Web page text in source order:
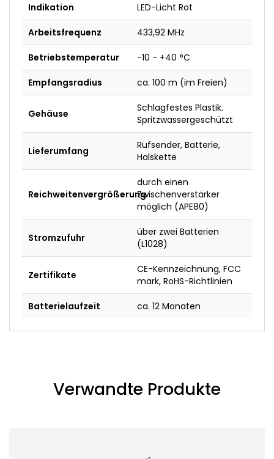
Indikation LED-Licht Rot
Arbeitsfrequenz 433,92 MHz
Betriebstemperatur -10 - +40 °C
Empfangsradius ca. 100 m (im Freien)
Gehäuse
Schlagfestes Plastik.
Spritzwassergeschützt
Lieferumfang
Rufsender, Batterie,
Halskette
Reichweitenvergrößerung
durch einen
Zwischenverstärker
möglich (APE80)
Stromzufuhr
über zwei Batterien
(L1028)
Zertifikate
CE-Kennzeichnung, FCC
mark, RoHS-Richtlinien
Batterielaufzeit ca. 12 Monaten
Verwandte Produkte